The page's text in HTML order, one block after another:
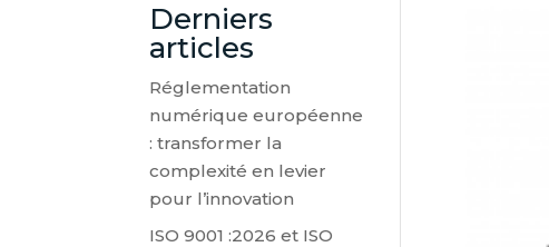
Derniers
articles
Réglementation
numérique européenne
: transformer la
complexité en levier
pour l’innovation
ISO 9001 :2026 et ISO